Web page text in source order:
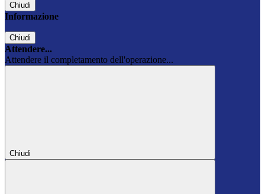
Chiudi
Informazione
Chiudi
Attendere...
Attendere il completamento dell'operazione...
Chiudi